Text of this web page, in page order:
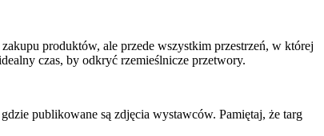
produktów, ale przede wszystkim przestrzeń, w której
czas, by odkryć rzemieślnicze przetwory.
publikowane są zdjęcia wystawców. Pamiętaj, że targ